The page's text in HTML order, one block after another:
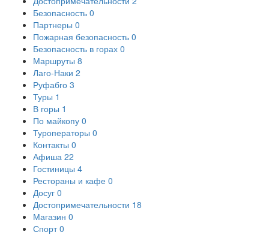
Безопасность 0
Партнеры 0
Пожарная безопасность 0
Безопасность в горах 0
Маршруты 8
Лаго-Наки 2
Руфабго 3
Туры 1
В горы 1
По майкопу 0
Туроператоры 0
Контакты 0
Афиша 22
Гостиницы 4
Рестораны и кафе 0
Досуг 0
Достопримечательности 18
Магазин 0
Спорт0